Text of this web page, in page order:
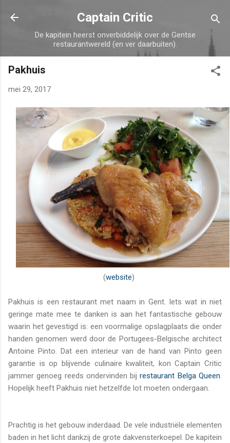
Doorgaan naar hoofdcontent
Captain Critic
De kapitein heerst onverbiddelijk over de Gentse
restaurantwereld (en ver daarbuiten).
Pakhuis
mei 29, 2017
(website)
Pakhuis is een restaurant met naam in Gent. Iets wat in niet
geringe mate mee te danken is aan het fantastische gebouw
waarin het gevestigd is: een voormalige opslagplaats die onder
handen genomen werd door de Portugees-Belgische architect
Antoine Pinto. Dat een interieur van de hand van Pinto geen
garantie is op blijvende culinaire kwaliteit, kon Captain Critic
jammer genoeg reeds ondervinden bijrestaurant Belga Queen.
Hopelijk heeft Pakhuis niet hetzelfde lot moeten ondergaan.
Prachtig is het gebouw inderdaad. De vele industriële elementen
baden in het licht dankzij de grote dakvensterkoepel. De kapitein